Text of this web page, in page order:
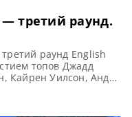
— третий раунд.
раунд English
топов Джадд
Кайрен Уилсон, Анда
другие.